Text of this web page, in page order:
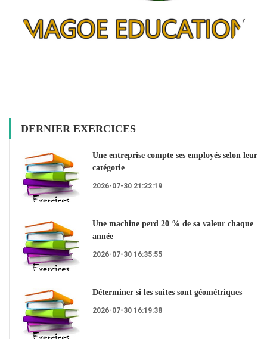
DERNIER EXERCICES
Une entreprise compte ses employés selon leur
catégorie
2026-07-30 21:22:19
Une machine perd 20 % de sa valeur chaque
année
2026-07-30 16:35:55
Déterminer si les suites sont géométriques
2026-07-30 16:19:38